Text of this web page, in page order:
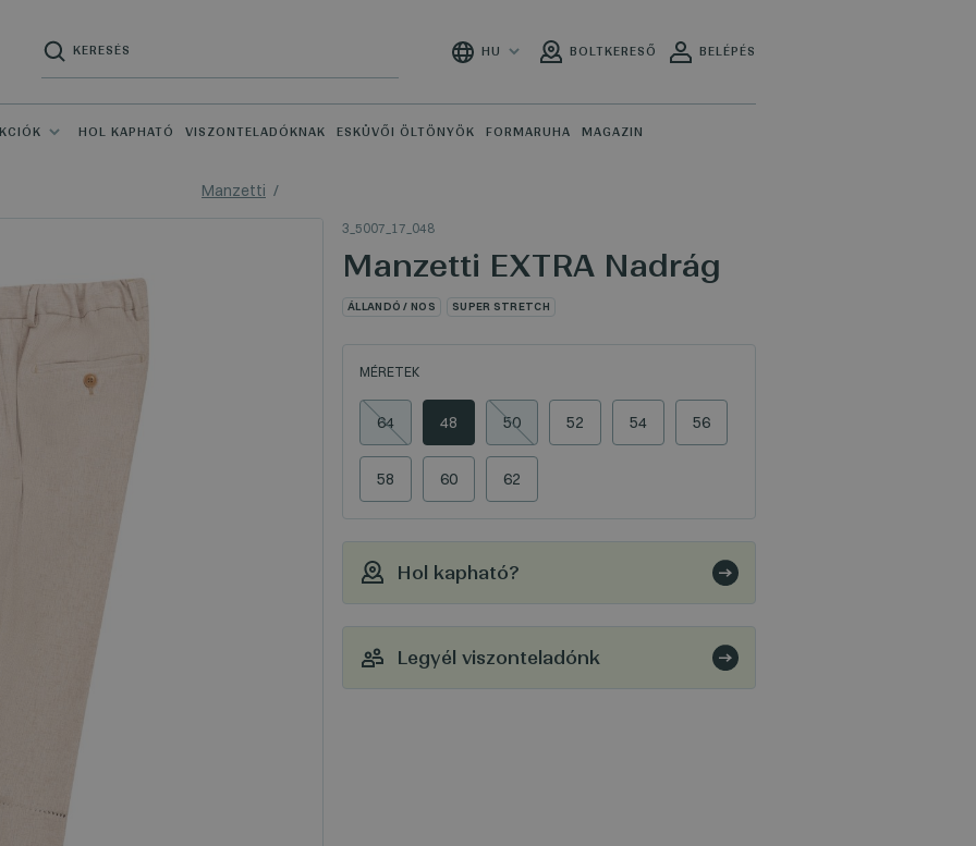
HU BOLTKERESŐ BELÉPÉS
HOL KAPHATÓ VISZONTELADÓKNAK ESKÜVŐI ÖLTÖNYÖK FORMARUHA MAGAZIN
Manzetti
3_5007_17_048
Manzetti EXTRA Nadrág
ÁLLANDÓ / NOS SUPER STRETCH
MÉRETEK
64 48 50 52 54 56
58 60 62
Hol kapható?
Legyél viszonteladónk